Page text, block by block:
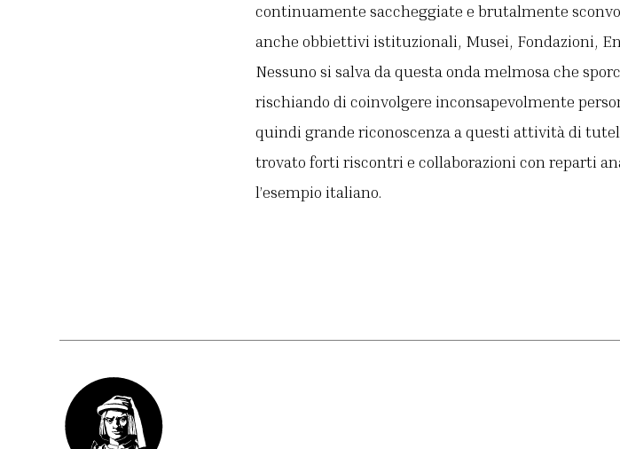
continuamente saccheggiate e brutalmente
anche obbiettivi istituzionali, Musei, Fondazioni,
Nessuno si salva da questa onda melmosa che
rischiando di coinvolgere inconsapevolmente
quindi grande riconoscenza a questi attività di
trovato forti riscontri e collaborazioni con reparti
l’esempio italiano.